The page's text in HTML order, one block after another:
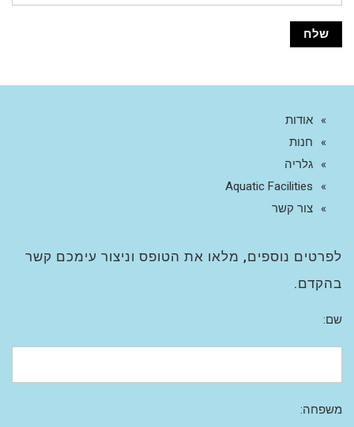
אודות
חנות
גלריה
Aquatic Facilities
צור קשר
לפרטים נוספים, מלאו את הטופס וניצור עימכם קשר
בהקדם.
שם:
משפחה: